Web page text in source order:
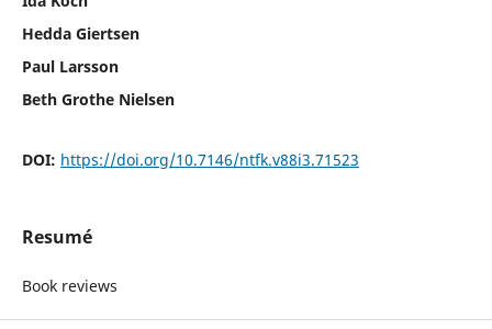
Hedda Giertsen
Paul Larsson
Beth Grothe Nielsen
DOI: https://doi.org/10.7146/ntfk.v88i3.71523
Resumé
Book reviews